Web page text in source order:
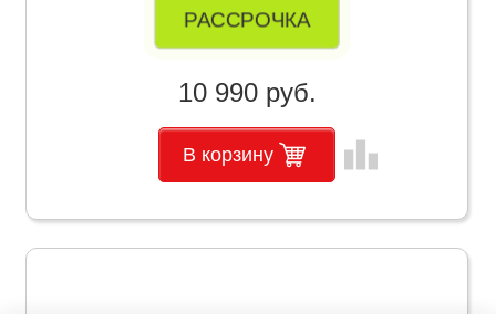
РАССРОЧКА
10 990 руб.
В корзину leaderboard